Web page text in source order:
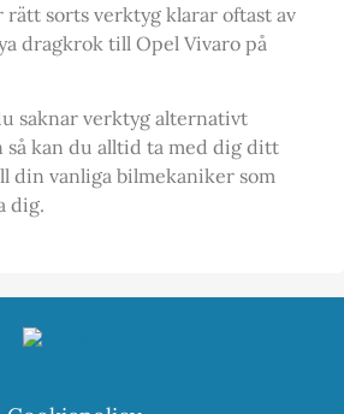
rätt sorts verktyg klarar oftast av
dragkrok till Opel Vivaro på
saknar verktyg alternativt
så kan du alltid ta med dig ditt
din vanliga bilmekaniker som
dig.